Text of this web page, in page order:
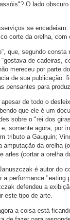
O lado
se
corte da orelha,
que, segundo consta
"gostava de cadeiras,
mereceu por parte
de sua publicação:
pensantes para
de todo o
que ele é um
sobre o "rei dos
somente agora, por
tributo a Gauguin;
amputação da orelha
arles (cortar a orelha
é autor do
a performance "eating
defendeu a
este tipo de arte.
a coisa está